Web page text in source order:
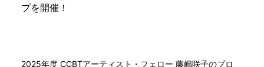
プを開催！
2025年度 CCBTアーティスト・フェロー 藤嶋咲子のプロ